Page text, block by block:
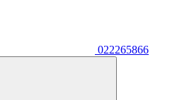
022265866